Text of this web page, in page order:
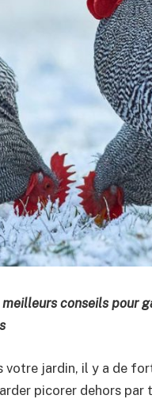
conseils pour
votre jardin, il y a de
picorer dehors